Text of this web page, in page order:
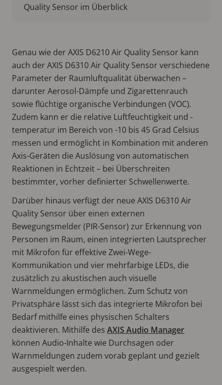
Quality Sensor im Überblick
Genau wie der AXIS D6210 Air Quality Sensor kann
auch der AXIS D6310 Air Quality Sensor verschiedene
Parameter der Raumluftqualität überwachen –
darunter Aerosol-Dämpfe und Zigarettenrauch
sowie flüchtige organische Verbindungen (VOC).
Zudem kann er die relative Luftfeuchtigkeit und -
temperatur im Bereich von -10 bis 45 Grad Celsius
messen und ermöglicht in Kombination mit anderen
Axis-Geräten die Auslösung von automatischen
Reaktionen in Echtzeit – bei Überschreiten
bestimmter, vorher definierter Schwellenwerte.
Darüber hinaus verfügt der neue AXIS D6310 Air
Quality Sensor über einen externen
Bewegungsmelder (PIR-Sensor) zur Erkennung von
Personen im Raum, einen integrierten Lautsprecher
mit Mikrofon für effektive Zwei-Wege-
Kommunikation und vier mehrfarbige LEDs, die
zusätzlich zu akustischen auch visuelle
Warnmeldungen ermöglichen. Zum Schutz von
Privatsphäre lässt sich das integrierte Mikrofon bei
Bedarf mithilfe eines physischen Schalters
deaktivieren. Mithilfe des AXIS Audio Manager
können Audio-Inhalte wie Durchsagen oder
Warnmeldungen zudem vorab geplant und gezielt
ausgespielt werden.